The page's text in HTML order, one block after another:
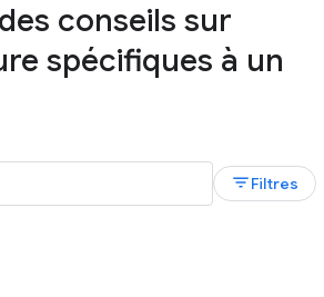
conseils sur
spécifiques à un
filter_listFiltres